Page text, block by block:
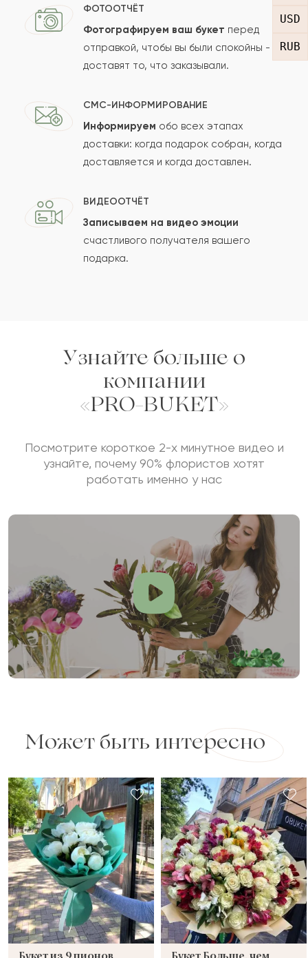
USD
RUB
Отзыв
Сколько будет
Отзыв будет опубликован после проверки.
Проверяем на спам.
ФОТООТЧЁТ
Фотографируем ваш букет перед
отправкой, чтобы вы были спокойны -
доставят то, что заказывали.
СМС-ИНФОРМИРОВАНИЕ
Информируем обо всех этапах
доставки: когда подарок собран, когда
доставляется и когда доставлен.
ВИДЕООТЧЁТ
Записываем на видео эмоции
счастливого получателя вашего
подарка.
Узнайте больше о
компании
«PRO-BUKET»
Посмотрите короткое 2-х минутное видео и
узнайте, почему 90% флористов хотят
работать именно у нас
Может быть интересно